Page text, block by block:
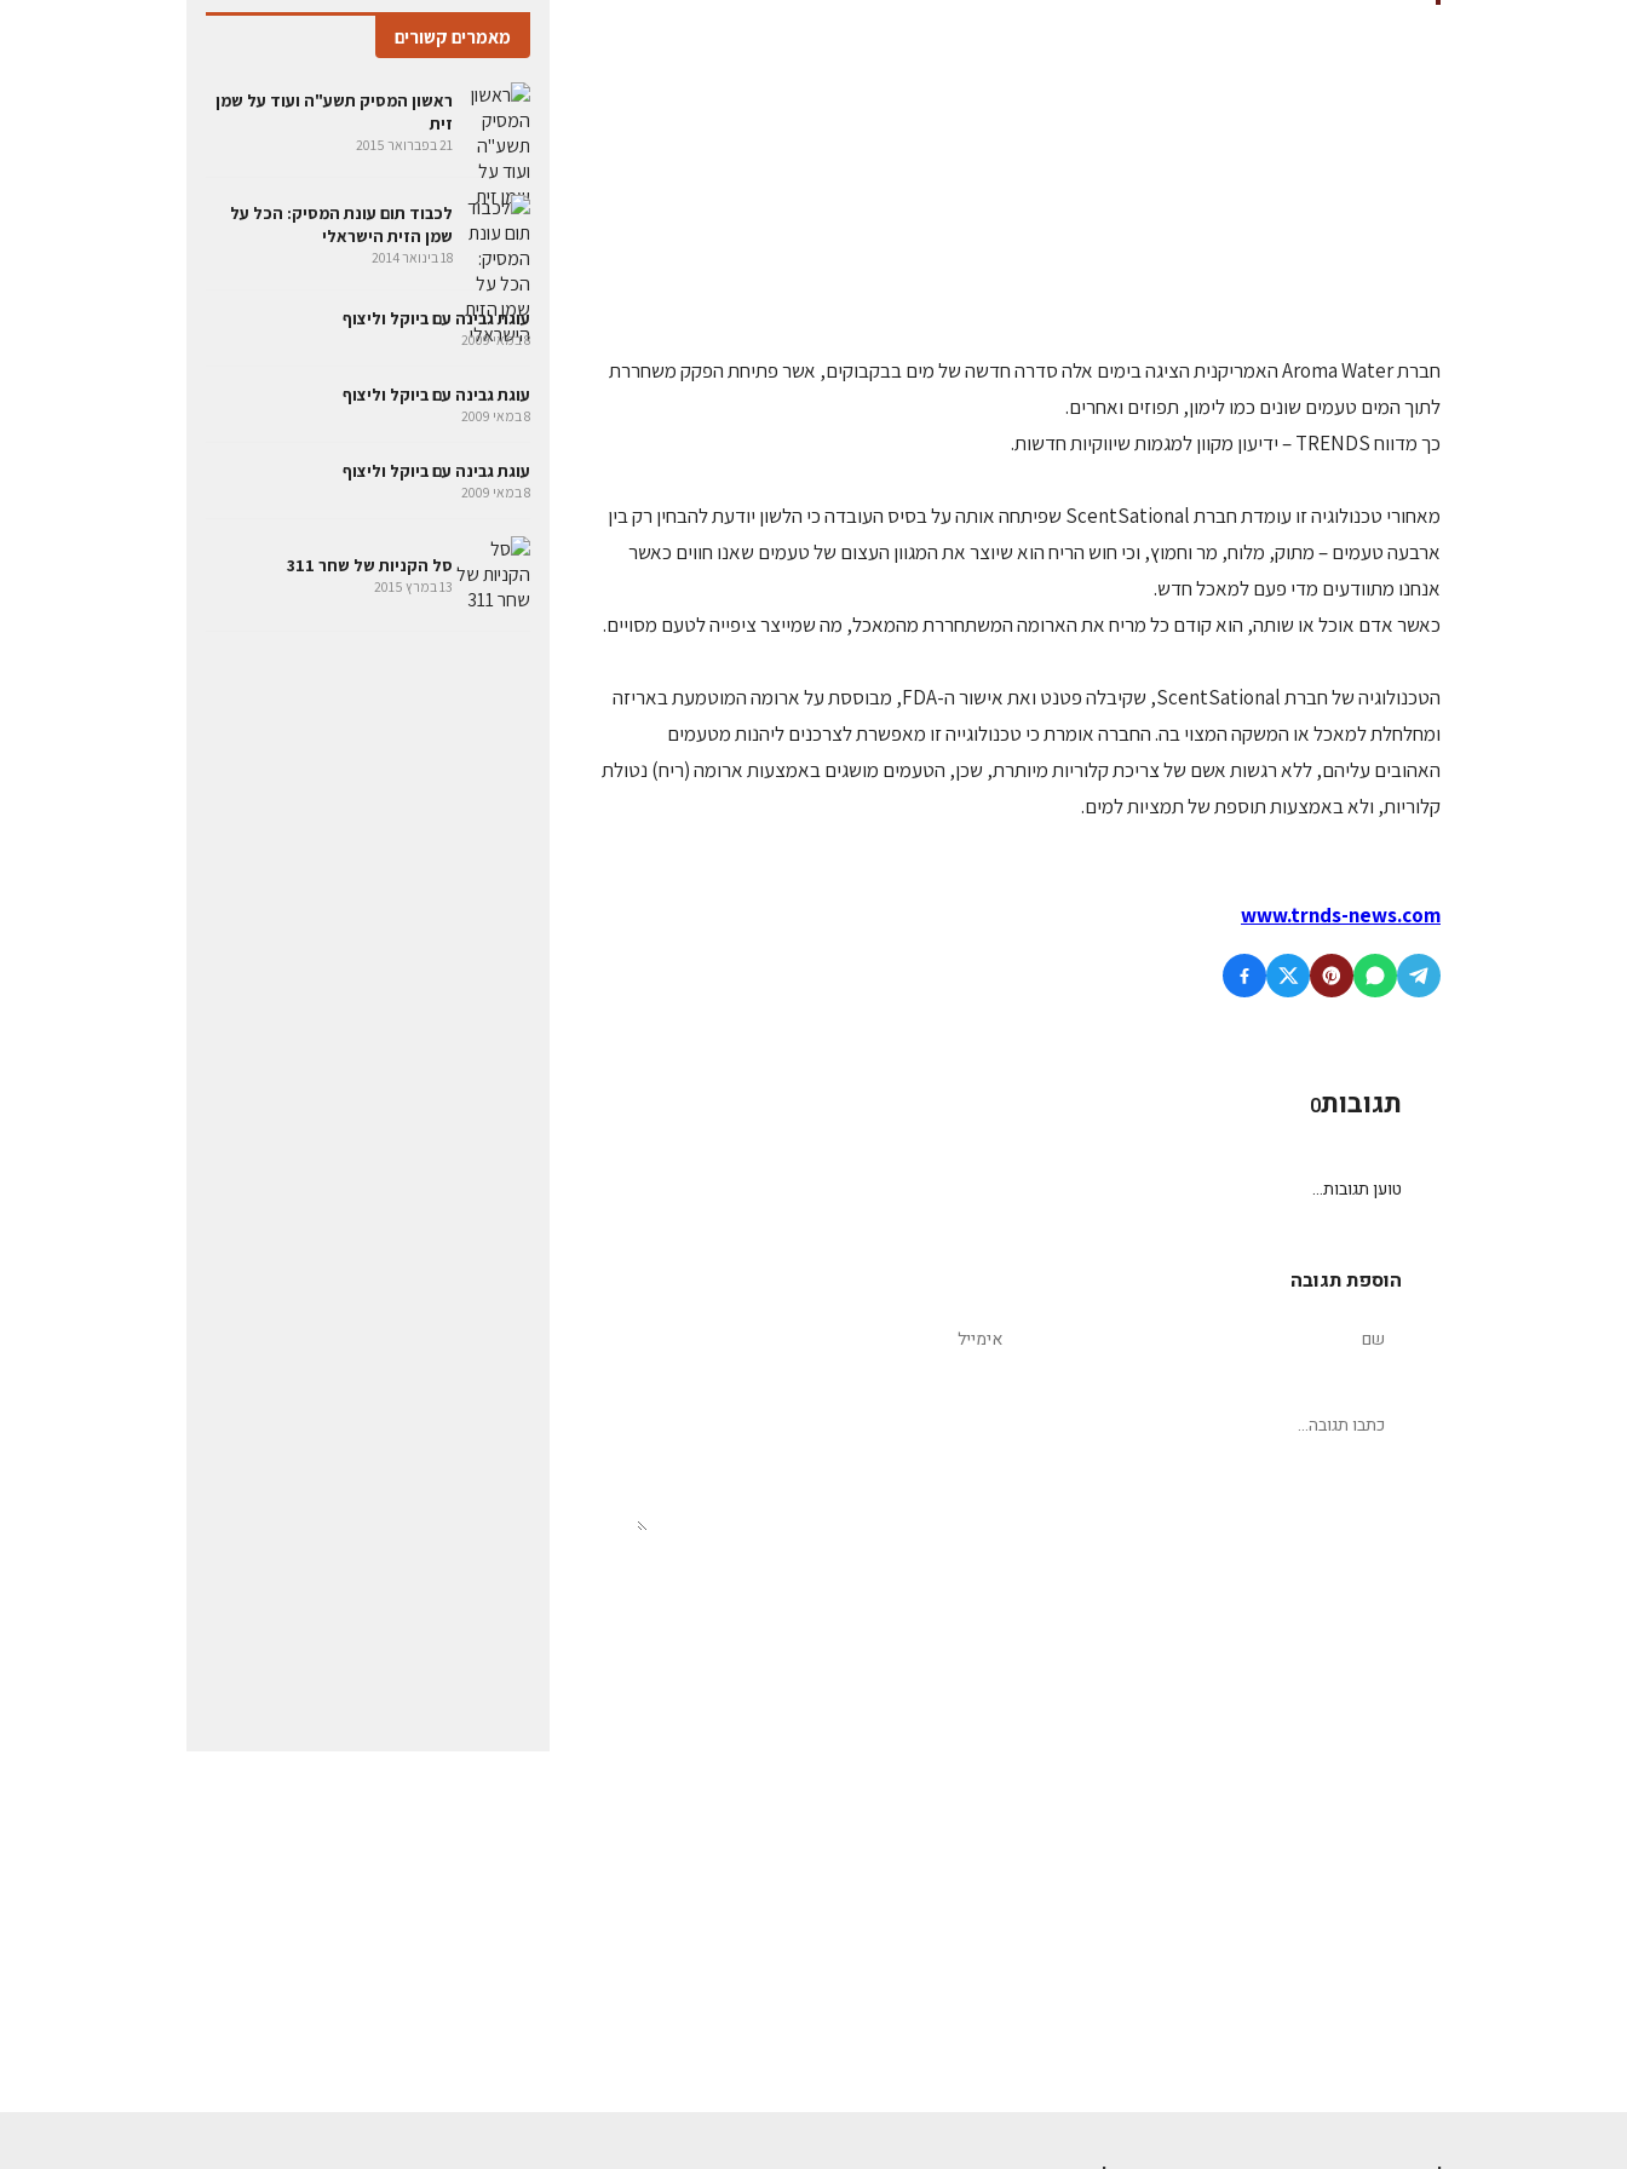
חברת Aroma Water האמריקנית הציגה בימים אלה סדרה חדשה של מים בבקבוקים, אשר פתיחת הפקק משחררת
לתוך המים טעמים שונים כמו לימון, תפוזים ואחרים.
כך מדווח TRENDS – ידיעון מקוון למגמות שיווקיות חדשות.
מאחורי טכנולוגיה זו עומדת חברת ScentSational שפיתחה אותה על בסיס העובדה כי הלשון יודעת להבחין רק בין
ארבעה טעמים – מתוק, מלוח, מר וחמוץ, וכי חוש הריח הוא שיוצר את המגוון העצום של טעמים שאנו חווים כאשר
אנחנו מתוודעים מדי פעם למאכל חדש.
כאשר אדם אוכל או שותה, הוא קודם כל מריח את הארומה המשתחררת מהמאכל, מה שמייצר ציפייה לטעם מסויים.
הטכנולוגיה של חברת ScentSational, שקיבלה פטנט ואת אישור ה-FDA, מבוססת על ארומה המוטמעת באריזה
ומחלחלת למאכל או המשקה המצוי בה. החברה אומרת כי טכנולוגייה זו מאפשרת לצרכנים ליהנות מטעמים
האהובים עליהם, ללא רגשות אשם של צריכת קלוריות מיותרת, שכן, הטעמים מושגים באמצעות ארומה (ריח) נטולת
קלוריות, ולא באמצעות תוספת של תמציות למים.
www.trnds-news.com
תגובות0
טוען תגובות...
הוספת תגובה
מאמרים קשורים
ראשון המסיק תשע"ה ועוד על שמן
זית
21 בפברואר 2015
לכבוד תום עונת המסיק: הכל על
שמן הזית הישראלי
18 בינואר 2014
עוגת גבינה עם ביוקל וליצוף
8 במאי 2009
עוגת גבינה עם ביוקל וליצוף
8 במאי 2009
עוגת גבינה עם ביוקל וליצוף
8 במאי 2009
סל הקניות של שחר 311
13 במרץ 2015